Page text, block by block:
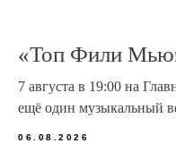
«Топ Фили
7 августа в 19:00 на
ещё один музыкальный
06.08.2026